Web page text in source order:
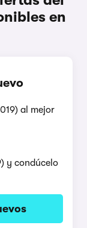
en
al mejor
y condúcelo